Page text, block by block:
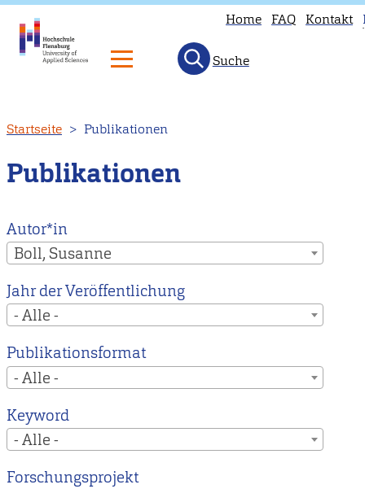
zum
Inhalt
Home FAQ Kontakt
Suche
Startseite Publikationen
Publikationen
Autor*in
Boll, Susanne
Jahr der Veröffentlichung
- Alle -
Publikationsformat
- Alle -
Keyword
- Alle -
Forschungsprojekt